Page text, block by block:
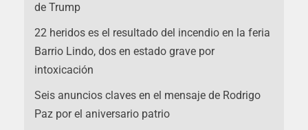
de Trump
22 heridos es el resultado del incendio en la feria
Barrio Lindo, dos en estado grave por
intoxicación
Seis anuncios claves en el mensaje de Rodrigo
Paz por el aniversario patrio